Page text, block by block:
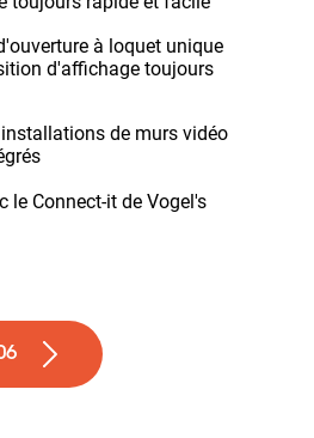
à loquet unique
d'affichage toujours
de murs vidéo
le Connect-it de Vogel's